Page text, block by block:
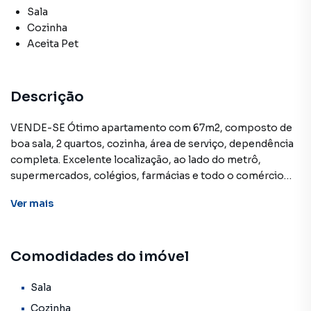
Sala
Cozinha
Aceita Pet
Descrição
VENDE-SE Ótimo apartamento com 67m2, composto de
boa sala, 2 quartos, cozinha, área de serviço, dependência
completa. Excelente localização, ao lado do metrô,
supermercados, colégios, farmácias e todo o comércio
Perto do Metrô, Portaria 24h, Quarto de serviço, Rua
é um dos bairros mais antigos e tradicionais da cidade. É
O bairro oferece aos seus visitantes e moradores muitas
atrações, como o Parque do Flamengo, que é um dos mais
Ver mais
Comodidades do imóvel
Sala
Cozinha